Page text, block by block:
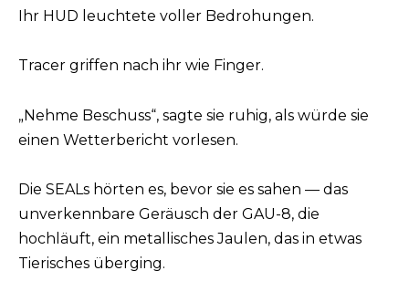
Ihr HUD leuchtete voller Bedrohungen.
Tracer griffen nach ihr wie Finger.
„Nehme Beschuss“, sagte sie ruhig, als würde sie
einen Wetterbericht vorlesen.
Die SEALs hörten es, bevor sie es sahen — das
unverkennbare Geräusch der GAU-8, die
hochläuft, ein metallisches Jaulen, das in etwas
Tierisches überging.